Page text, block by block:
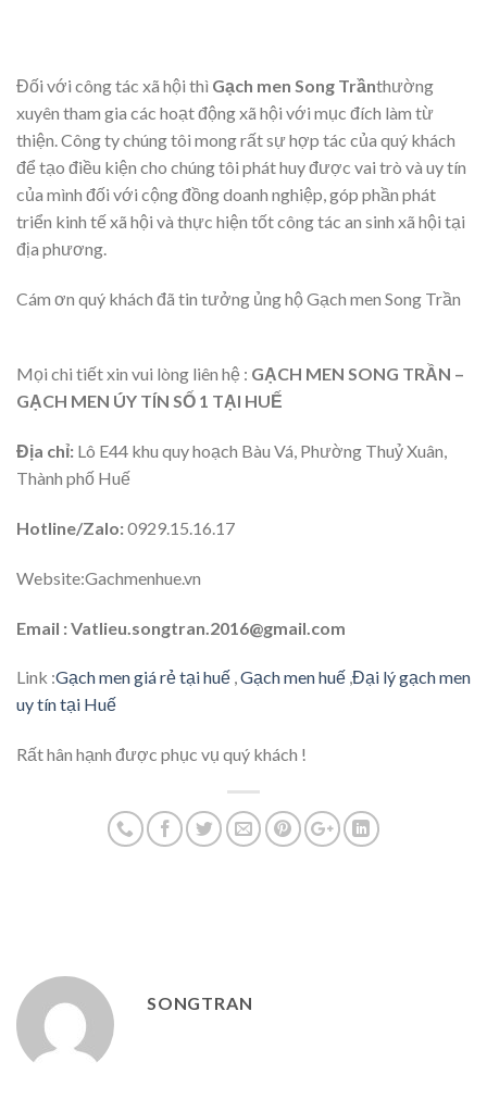
Đối với công tác xã hội thì Gạch men Song Trầnthường
xuyên tham gia các hoạt động xã hội với mục đích làm từ
thiện. Công ty chúng tôi mong rất sự hợp tác của quý khách
để tạo điều kiện cho chúng tôi phát huy được vai trò và uy tín
của mình đối với cộng đồng doanh nghiệp, góp phần phát
triển kinh tế xã hội và thực hiện tốt công tác an sinh xã hội tại
địa phương.
Cám ơn quý khách đã tin tưởng ủng hộ Gạch men Song Trần
Mọi chi tiết xin vui lòng liên hệ : GẠCH MEN SONG TRẦN –
GẠCH MEN ÚY TÍN SỐ 1 TẠI HUẾ
Địa chỉ: Lô E44 khu quy hoạch Bàu Vá, Phường Thuỷ Xuân,
Thành phố Huế
Hotline/Zalo:0929.15.16.17
Website:Gachmenhue.vn
Email : Vatlieu.songtran.2016@gmail.com
Link :Gạch men giá rẻ tại huế ,Gạch men huế ,Đại lý gạch men
uy tín tại Huế
Rất hân hạnh được phục vụ quý khách !
SONGTRAN